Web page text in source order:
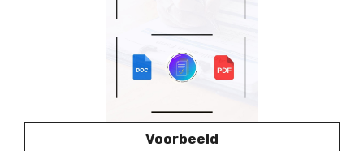
Voorbeeld